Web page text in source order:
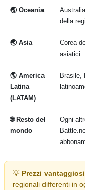
🌏 Oceania
della
🌏 Asia
Corea
asiatici
🌎 America
Latina
(LATAM)
Brasile,
🌐 Resto del
mondo
Ogni
💡 Prezzi
regionali differenti in